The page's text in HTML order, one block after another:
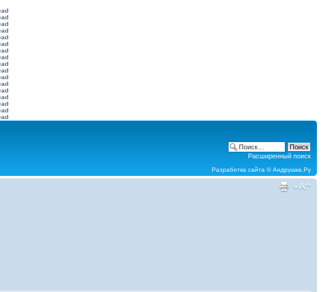
Расширенный поиск
Разработка сайта ©Андрушка.Ру